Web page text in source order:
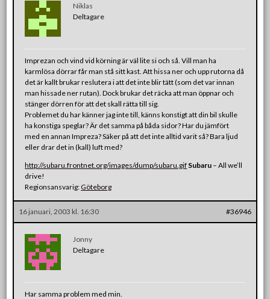
Niklas
Deltagare
Imprezan och vind vid körning är väl lite si och så. Vill man ha
karmlösa dörrar får man stå sitt kast. Att hissa ner och upp rutorna då
det är kallt brukar reslutera i att det inte blir tätt (som det var innan
man hissade ner rutan). Dock brukar det räcka att man öppnar och
stänger dörren för att det skall rätta till sig.
Problemet du har känner jag inte till, känns konstigt att din bil skulle
ha konstiga speglar? Är det samma på båda sidor? Har du jämfört
med en annan Impreza? Säker på att det inte alltid varit så? Bara ljud
eller drar det in (kall) luft med?
http://subaru.frontnet.org/images/dump/subaru.gif Subaru – All we’ll
drive!
Regionsansvarig: Göteborg
16 januari, 2003 kl. 16:30 #36946
Jonny
Deltagare
Har samma problem med min.